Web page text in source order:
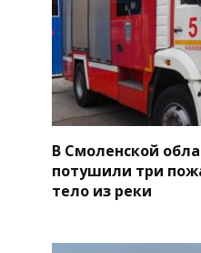
В Смоленской
потушили три
тело из реки